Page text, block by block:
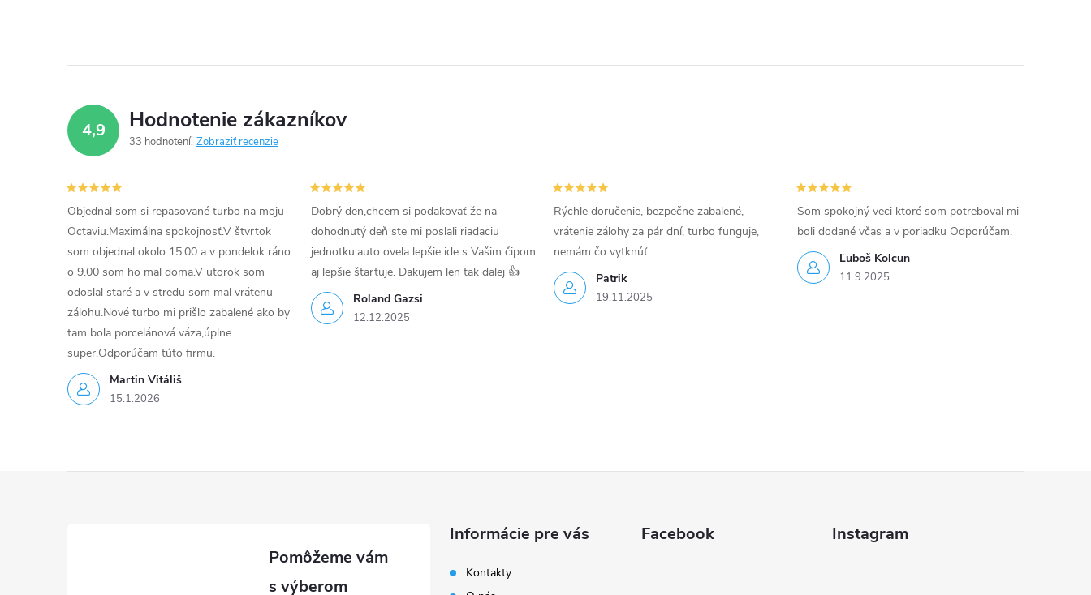
4,9 Hodnotenie zákazníkov
33 hodnotení Zobraziť recenzie
Martin Vitáliš
15.1.2026
Objednal som si repasované turbo na moju
Octaviu.Maximálna spokojnosť.V štvrtok
som objednal okolo 15.00 a v pondelok ráno
o 9.00 som ho mal doma.V utorok som
odoslal staré a v stredu som mal vrátenu
zálohu.Nové turbo mi prišlo zabalené ako by
tam bola porcelánová váza,úplne
super.Odporúčam túto firmu.
Roland Gazsi
12.12.2025
Dobrý den,chcem si podakovať že na
dohodnutý deň ste mi poslali riadaciu
jednotku.auto ovela lepšie ide s Vašim čipom
aj lepšie štartuje. Dakujem len tak dalej 👍
Patrik
19.11.2025
Rýchle doručenie, bezpečne zabalené,
vrátenie zálohy za pár dní, turbo funguje,
nemám čo vytknúť.
Ľuboš Kolcun
11.9.2025
Som spokojný veci ktoré som potreboval mi
boli dodané včas a v poriadku Odporúčam.
Informácie pre vás
Kontakty
Facebook Instagram